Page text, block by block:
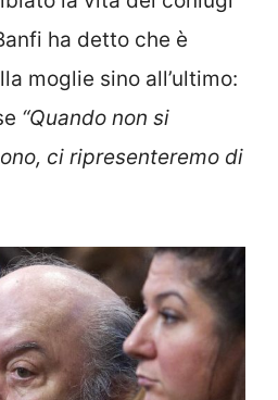
ha detto che è
moglie sino all’ultimo:
“Quando non si
ci ripresenteremo di